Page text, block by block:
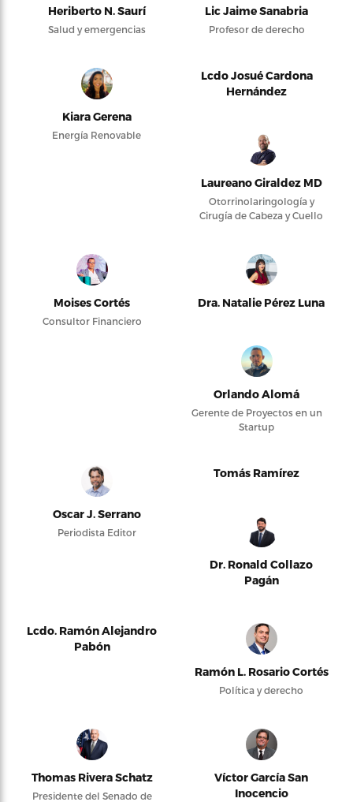
Heriberto N. Saurí
Salud y emergencias
Lic Jaime Sanabria
Profesor de derecho
Kiara Gerena
Energía Renovable
Lcdo Josué Cardona
Hernández
Laureano Giraldez MD
Otorrinolaringología y
Cirugía de Cabeza y Cuello
Moises Cortés
Consultor Financiero
Dra. Natalie Pérez Luna
Orlando Alomá
Gerente de Proyectos en un
Startup
Oscar J. Serrano
Periodista Editor
Tomás Ramírez
Dr. Ronald Collazo
Pagán
Lcdo. Ramón Alejandro
Pabón
Ramón L. Rosario Cortés
Política y derecho
Thomas Rivera Schatz
Presidente del Senado de
Víctor García San
Inocencio